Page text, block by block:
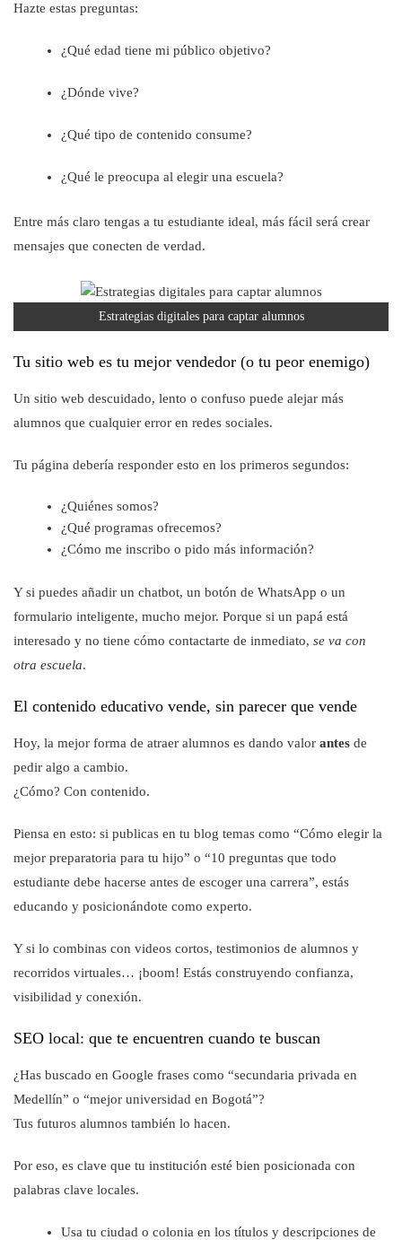
Hazte estas preguntas:
¿Qué edad tiene mi público objetivo?
¿Dónde vive?
¿Qué tipo de contenido consume?
¿Qué le preocupa al elegir una escuela?
Entre más claro tengas a tu estudiante ideal, más fácil será crear
mensajes que conecten de verdad.
Estrategias digitales para captar alumnos
Tu sitio web es tu mejor vendedor (o tu peor enemigo)
Un sitio web descuidado, lento o confuso puede alejar más
alumnos que cualquier error en redes sociales.
Tu página debería responder esto en los primeros segundos:
¿Quiénes somos?
¿Qué programas ofrecemos?
¿Cómo me inscribo o pido más información?
Y si puedes añadir un chatbot, un botón de WhatsApp o un
formulario inteligente, mucho mejor. Porque si un papá está
interesado y no tiene cómo contactarte de inmediato, se va con
otra escuela.
El contenido educativo vende, sin parecer que vende
Hoy, la mejor forma de atraer alumnos es dando valor antes de
pedir algo a cambio.
¿Cómo? Con contenido.
Piensa en esto: si publicas en tu blog temas como “Cómo elegir la
mejor preparatoria para tu hijo” o “10 preguntas que todo
estudiante debe hacerse antes de escoger una carrera”, estás
educando y posicionándote como experto.
Y si lo combinas con videos cortos, testimonios de alumnos y
recorridos virtuales… ¡boom! Estás construyendo confianza,
visibilidad y conexión.
SEO local: que te encuentren cuando te buscan
¿Has buscado en Google frases como “secundaria privada en
Medellín” o “mejor universidad en Bogotá”?
Tus futuros alumnos también lo hacen.
Por eso, es clave que tu institución esté bien posicionada con
palabras clave locales.
Usa tu ciudad o colonia en los títulos y descripciones de